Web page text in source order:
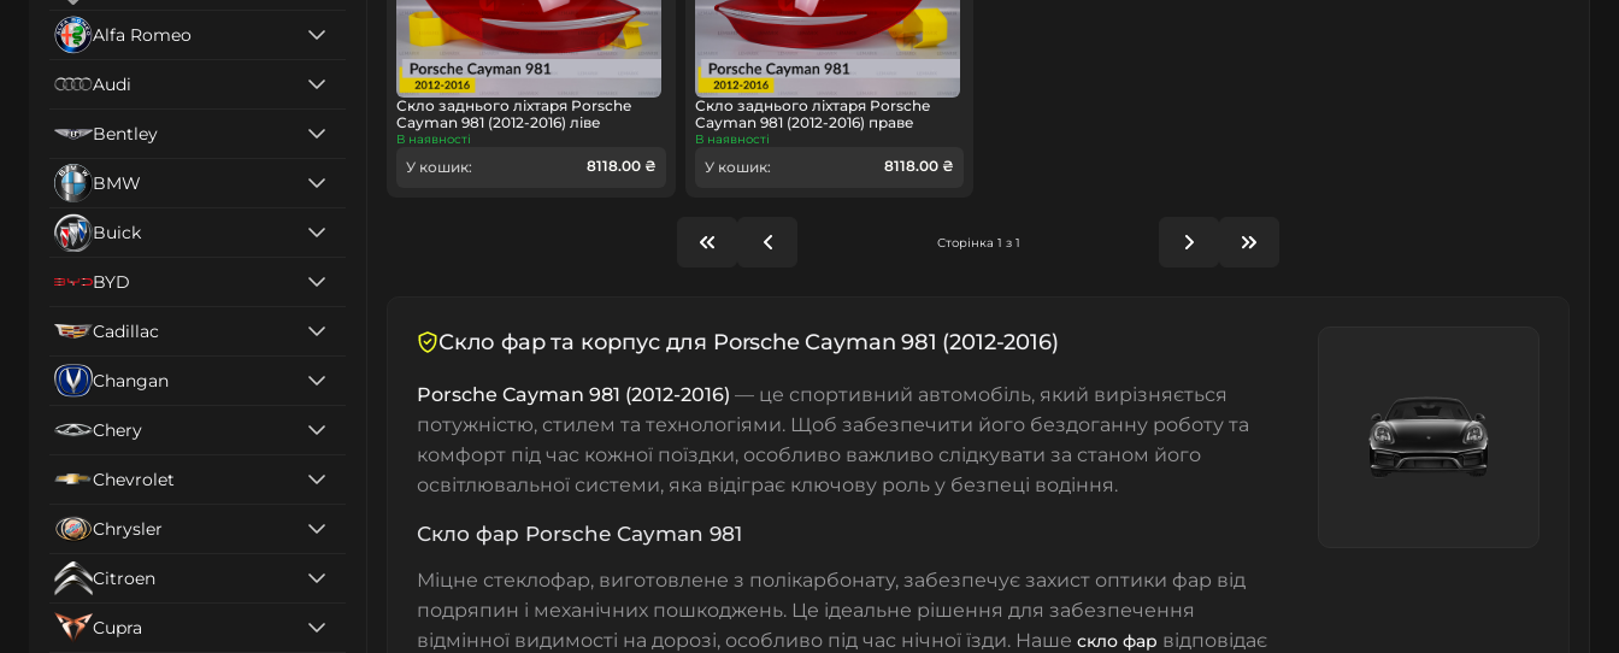
Alfa Romeo
Audi
Bentley
BMW
Buick
BYD
Cadillac
Changan
Chery
Chevrolet
Chrysler
Citroen
Cupra
Скло заднього ліхтаря Porsche
Cayman 981 (2012-2016) ліве
В наявності
У кошик: 8118.00 ₴
Скло заднього ліхтаря Porsche
Cayman 981 (2012-2016) праве
В наявності
У кошик: 8118.00 ₴
Сторінка 1 з 1
Скло фар та корпус для Porsche Cayman 981 (2012-2016)
Porsche Cayman 981 (2012-2016) — це спортивний автомобіль, який вирізняється
потужністю, стилем та технологіями. Щоб забезпечити його бездоганну роботу та
комфорт під час кожної поїздки, особливо важливо слідкувати за станом його
освітлювальної системи, яка відіграє ключову роль у безпеці водіння.
Скло фар Porsche Cayman 981
Міцне стеклофар, виготовлене з полікарбонату, забезпечує захист оптики фар від
подряпин і механічних пошкоджень. Це ідеальне рішення для забезпечення
відмінної видимості на дорозі, особливо під час нічної їзди. Наше скло фар відповідає